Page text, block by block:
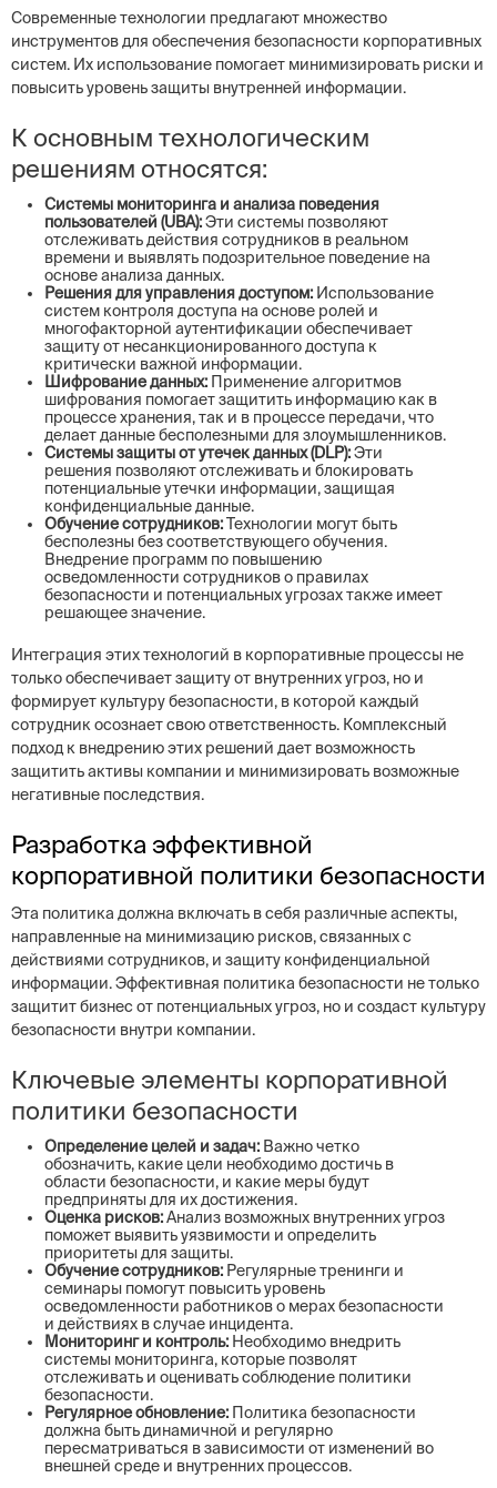
Современные технологии предлагают множество
инструментов для обеспечения безопасности корпоративных
систем. Их использование помогает минимизировать риски и
повысить уровень защиты внутренней информации.
К основным технологическим
решениям относятся:
Системы мониторинга и анализа поведения
пользователей (UBA):Эти системы позволяют
отслеживать действия сотрудников в реальном
времени и выявлять подозрительное поведение на
основе анализа данных.
Решения для управления доступом: Использование
систем контроля доступа на основе ролей и
многофакторной аутентификации обеспечивает
защиту от несанкционированного доступа к
критически важной информации.
Шифрование данных: Применение алгоритмов
шифрования помогает защитить информацию как в
процессе хранения, так и в процессе передачи, что
делает данные бесполезными для злоумышленников.
Системы защиты от утечек данных (DLP):Эти
решения позволяют отслеживать и блокировать
потенциальные утечки информации, защищая
конфиденциальные данные.
Обучение сотрудников:Технологии могут быть
бесполезны без соответствующего обучения.
Внедрение программ по повышению
осведомленности сотрудников о правилах
безопасности и потенциальных угрозах также имеет
решающее значение.
Интеграция этих технологий в корпоративные процессы не
только обеспечивает защиту от внутренних угроз, но и
формирует культуру безопасности, в которой каждый
сотрудник осознает свою ответственность. Комплексный
подход к внедрению этих решений дает возможность
защитить активы компании и минимизировать возможные
негативные последствия.
Разработка эффективной
корпоративной политики безопасности
Эта политика должна включать в себя различные аспекты,
направленные на минимизацию рисков, связанных с
действиями сотрудников, и защиту конфиденциальной
информации. Эффективная политика безопасности не только
защитит бизнес от потенциальных угроз, но и создаст культуру
безопасности внутри компании.
Ключевые элементы корпоративной
политики безопасности
Определение целей и задач: Важно четко
обозначить, какие цели необходимо достичь в
области безопасности, и какие меры будут
предприняты для их достижения.
Оценка рисков:Анализ возможных внутренних угроз
поможет выявить уязвимости и определить
приоритеты для защиты.
Обучение сотрудников: Регулярные тренинги и
семинары помогут повысить уровень
осведомленности работников о мерах безопасности
и действиях в случае инцидента.
Мониторинг и контроль: Необходимо внедрить
системы мониторинга, которые позволят
отслеживать и оценивать соблюдение политики
безопасности.
Регулярное обновление: Политика безопасности
должна быть динамичной и регулярно
пересматриваться в зависимости от изменений во
внешней среде и внутренних процессов.